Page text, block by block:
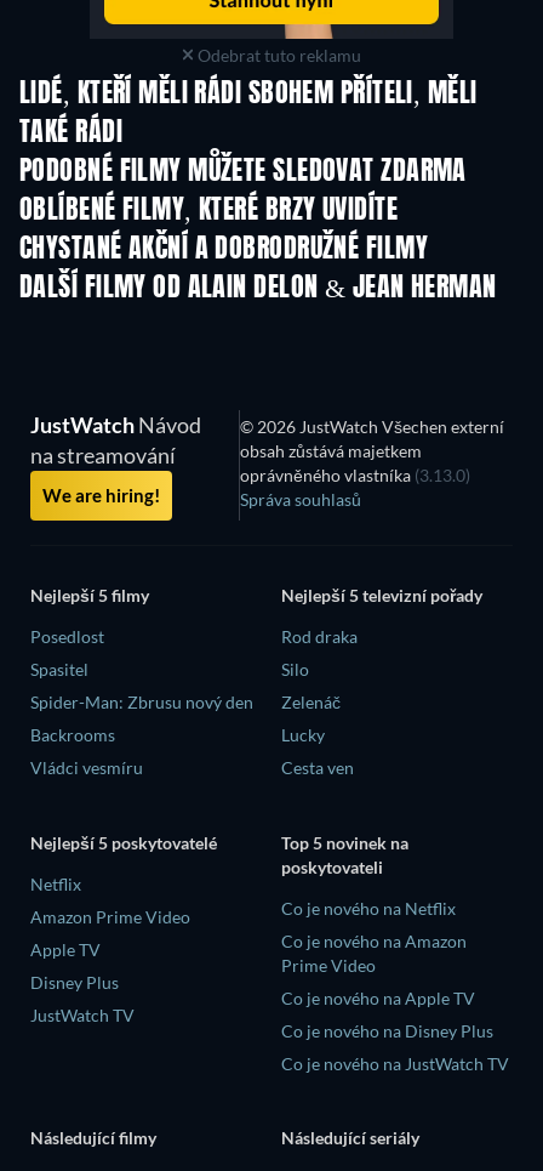
Odebrat tuto reklamu
LIDÉ, KTEŘÍ MĚLI RÁDI SBOHEM PŘÍTELI, MĚLI
TAKÉ RÁDI
PODOBNÉ FILMY MŮŽETE SLEDOVAT ZDARMA
OBLÍBENÉ FILMY, KTERÉ BRZY UVIDÍTE
CHYSTANÉ AKČNÍ A DOBRODRUŽNÉ FILMY
DALŠÍ FILMY OD ALAIN DELON & JEAN HERMAN
JustWatchNávod
na streamování
We are hiring!
© 2026 JustWatch Všechen externí
obsah zůstává majetkem
oprávněného vlastníka (3.13.0)
Správa souhlasů
Nejlepší 5 filmy
Posedlost
Spasitel
Spider-Man: Zbrusu nový den
Backrooms
Vládci vesmíru
Nejlepší 5 televizní pořady
Rod draka
Silo
Zelenáč
Lucky
Cesta ven
Nejlepší 5 poskytovatelé
Netflix
Amazon Prime Video
Apple TV
Disney Plus
JustWatch TV
Top 5 novinek na
poskytovateli
Co je nového na Netflix
Co je nového na Amazon
Prime Video
Co je nového na Apple TV
Co je nového na Disney Plus
Co je nového na JustWatch TV
Následující filmy
Následující seriály